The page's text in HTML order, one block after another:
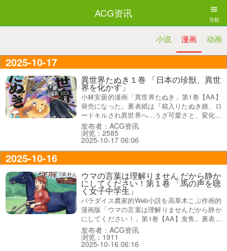
ACG资讯 ≋
导航
动画
漫画
小说
2025-10-17
異世界たぬき１巻 「日本の珍獣、異世
界を化かす」
小林安曇的漫画「異世界たぬき」第1卷【AA】
発売になった。裏表紙は『箱入りたぬき娘、ロ
ードキルされ異世界へ…うざ可愛さと、変化の
術で化かし無双！？』、オビ謳い文句は『かわ
いさ自慢のたぬきの子（♀）が、まさかの転生
で大無双！？』、『日本の珍獣、異世界を化か
す』だった。
发布者：ACG资讯
浏览：2585
2025-10-17 06:06
2025-10-16
ウマの言葉は理解りません だから静か
にしてください！第１卷 「馬の声を聴
く女子中学生」
パラダイス農家的Web小説を高草木こぶ作画的
漫画版「ウマの言葉は理解りませんだから静か
にしてください！」第1卷【AA】发售。裏表紙
は『個性豊かな馬が喋る！走る！』、オビ謳い
文句は『馬の声を聴く女子中学生の体当たりホ
ースマン奮闘記！』だった。
发布者：ACG资讯
浏览：1911
2025-10-16 06:16